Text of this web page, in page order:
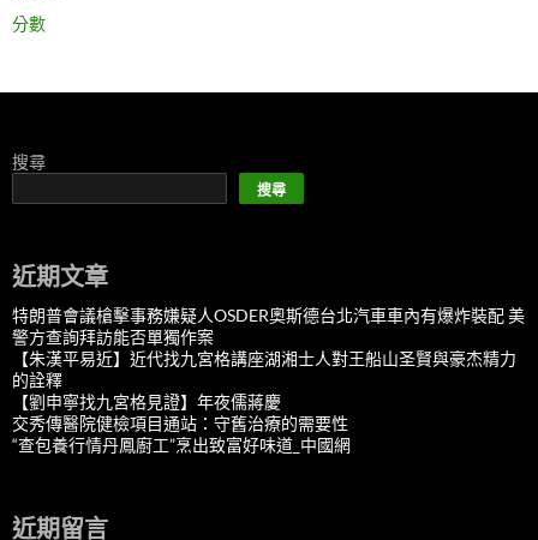
分數
搜尋
搜尋
近期文章
特朗普會議槍擊事務嫌疑人OSDER奧斯德台北汽車車內有爆炸裝配 美
警方查詢拜訪能否單獨作案
【朱漢平易近】近代找九宮格講座湖湘士人對王船山圣賢與豪杰精力
的詮釋
【劉申寧找九宮格見證】年夜儒蔣慶
交秀傳醫院健檢項目通站：守舊治療的需要性
“查包養行情丹鳳廚工”烹出致富好味道_中國網
近期留言